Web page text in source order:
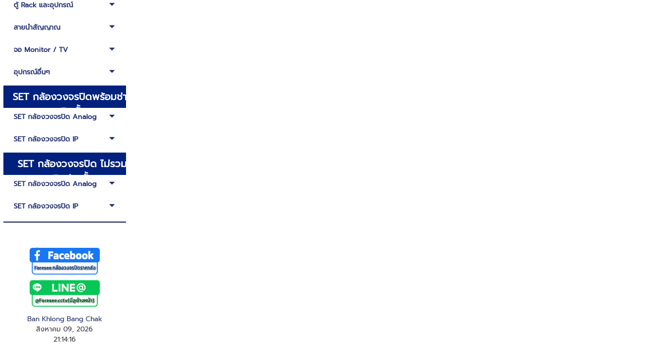
ตู้ Rack และอุปกรณ์
สายนำสัญญาณ
จอ Monitor / TV
อุปกรณ์อื่นๆ
SET กล้องวงจรปิดพร้อมช่าง
ติดตั้ง
SET กล้องวงจรปิด Analog
SET กล้องวงจรปิด IP
SET กล้องวงจรปิด ไม่รวม
ติดช่างตั้ง
SET กล้องวงจรปิด Analog
SET กล้องวงจรปิด IP
Ban Khlong Bang Chak
สิงหาคม 09, 2026
21:14:16